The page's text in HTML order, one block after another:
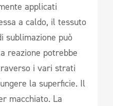
applicati
a caldo, il tessuto
sublimazione può
reazione potrebbe
i vari strati
la superficie. Il
macchiato. La